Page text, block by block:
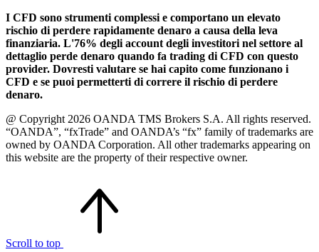
I CFD sono strumenti complessi e comportano un elevato
rischio di perdere rapidamente denaro a causa della leva
finanziaria. L'76% degli account degli investitori nel settore al
dettaglio perde denaro quando fa trading di CFD con questo
provider. Dovresti valutare se hai capito come funzionano i
CFD e se puoi permetterti di correre il rischio di perdere
denaro.
@ Copyright 2026 OANDA TMS Brokers S.A. All rights reserved.
“OANDA”, “fxTrade” and OANDA’s “fx” family of trademarks are
owned by OANDA Corporation. All other trademarks appearing on
this website are the property of their respective owner.
Scroll to top